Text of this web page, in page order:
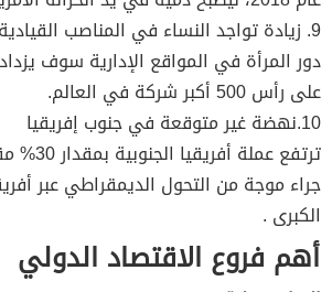
9. زيادة تواجد النساء في المناصب القيادية
على رأس 500 أكبر شركة في العالم.
10.نهضة غير متوقعة في جنوب إفريقيا
ترتفع
جراء موجة من التحول الديمقراطي عبر
الكبرى .
أهم فروع الاقتصاد الدولي